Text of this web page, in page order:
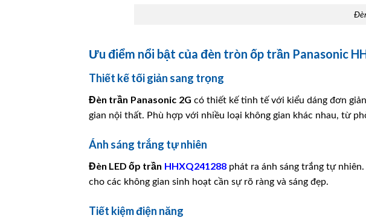
Ưu điểm nổi bật của đèn tròn ốp trần Panasonic
Thiết kế tối giản sang trọng
Đèn trần Panasonic 2G có thiết kế tinh tế với kiểu dáng đơn
gian nội thất. Phù hợp với nhiều loại không gian khác nhau, từ
Ánh sáng trắng tự nhiên
Đèn LED ốp trần HHXQ241288 phát ra ánh sáng trắng tự
cho các không gian sinh hoạt cần sự rõ ràng và sáng đẹp.
Tiết kiệm điện năng